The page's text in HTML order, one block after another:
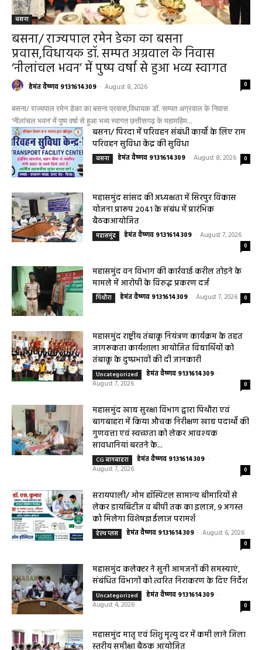
बसना
बसना/ राज्यपाल रमेन डेका का बसना
प्रवास,विधायक डॉ. सम्पत अग्रवाल के निवास
‘नीलांचल भवन’ में पुष्प वर्षा से हुआ भव्य स्वागत
हेमंत वैष्णव 9131614309 - August 8, 2026
बसना/ राज्यपाल रमेन डेका का बसना प्रवास,विधायक डॉ. सम्पत अग्रवाल के निवास
‘नीलांचल भवन’ में पुष्प वर्षा से हुआ भव्य स्वागत छत्तीसगढ़ के महामहिम...
बसना/ पिरदा में परिवहन संबंधी कार्यों के लिए राम
हेमंत वैष्णव 9131614309 - August 8, 2026
महासमुंद सांसद की अध्यक्षता में सिरपुर विकास
योजना प्रारूप 2041 के संबंध में प्रारंभिक
महासमुंद हेमंत वैष्णव 9131614309 - August 7, 2026
महासमुंद वन विभाग की कार्रवाई करील तोड़ने के
पिथौरा हेमंत वैष्णव 9131614309 - August 7, 2026
महासमुंद राष्ट्रीय तंबाकू नियंत्रण कार्यक्रम के तहत
जागरूकता कार्यशाला आयोजित विद्यार्थियों को
Uncategorized हेमंत वैष्णव 9131614309 -
August 7, 2026
0
महासमुंद खाद्य सुरक्षा विभाग द्वारा पिथौरा एवं
बागबाहरा में किया औचक निरीक्षण खाद्य पदार्थों की
गुणवत्ता एवं स्वच्छता को लेकर आवश्यक
CG बागबाहरा हेमंत वैष्णव 9131614309 -
August 7, 2026
सरायपाली/ ओम हॉस्पिटल सामान्य बीमारियों से
लेकर डायबिटीज व बीपी तक का इलाज, 9 अगस्त
हेल्थ प्लस हेमंत वैष्णव 9131614309 - August 6, 2026
0
महासमुंद कलेक्टर ने सुनी आमजनों की समस्याएं,
संबंधित विभागों को त्वरित निराकरण के दिए निर्देश
Uncategorized हेमंत वैष्णव 9131614309
August 4, 2026
0